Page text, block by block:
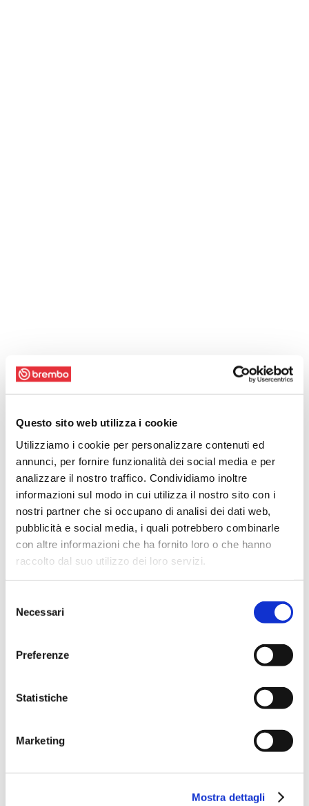
Questo sito web utilizza i cookie
Utilizziamo i cookie per personalizzare contenuti ed
annunci, per fornire funzionalità dei social media e per
analizzare il nostro traffico. Condividiamo inoltre
informazioni sul modo in cui utilizza il nostro sito con i
nostri partner che si occupano di analisi dei dati web,
pubblicità e social media, i quali potrebbero combinarle
con altre informazioni che ha fornito loro o che hanno
raccolto dal suo utilizzo dei loro servizi.
delNecessari
Preferenze
Statistiche
Marketing
Mostra dettagli